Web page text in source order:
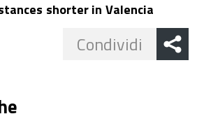
shorter in Valencia
Condividi